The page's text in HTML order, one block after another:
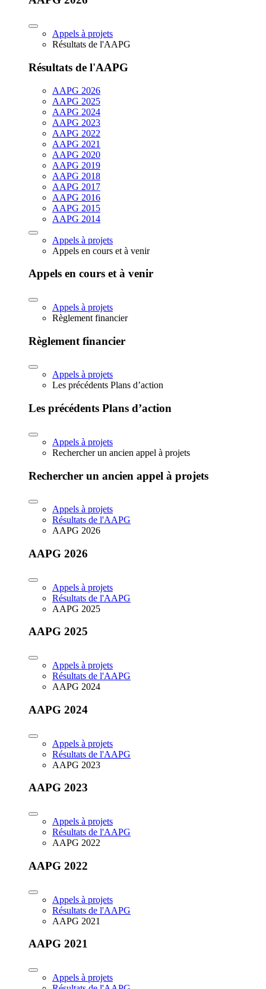
Appels à projets
Résultats de l'AAPG
Résultats de l'AAPG
AAPG 2026
AAPG 2025
AAPG 2024
AAPG 2023
AAPG 2022
AAPG 2021
AAPG 2020
AAPG 2019
AAPG 2018
AAPG 2017
AAPG 2016
AAPG 2015
AAPG 2014
Appels à projets
Appels en cours et à venir
Appels en cours et à venir
Appels à projets
Règlement financier
Règlement financier
Appels à projets
Les précédents Plans d’action
Les précédents Plans d’action
Appels à projets
Rechercher un ancien appel à projets
Rechercher un ancien appel à projets
Appels à projets
Résultats de l'AAPG
AAPG 2026
AAPG 2026
Appels à projets
Résultats de l'AAPG
AAPG 2025
AAPG 2025
Appels à projets
Résultats de l'AAPG
AAPG 2024
AAPG 2024
Appels à projets
Résultats de l'AAPG
AAPG 2023
AAPG 2023
Appels à projets
Résultats de l'AAPG
AAPG 2022
AAPG 2022
Appels à projets
Résultats de l'AAPG
AAPG 2021
AAPG 2021
Appels à projets